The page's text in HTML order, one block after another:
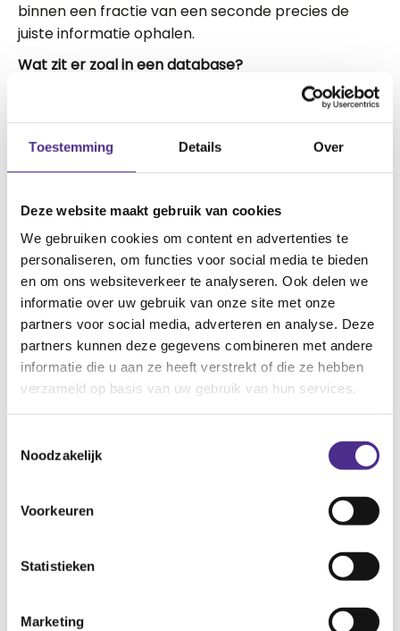
Toestemming Details Over
Deze website maakt gebruik van cookies
We gebruiken cookies om content en advertenties te
personaliseren, om functies voor social media te bieden
en om ons websiteverkeer te analyseren. Ook delen we
informatie over uw gebruik van onze site met onze
partners voor social media, adverteren en analyse. Deze
partners kunnen deze gegevens combineren met andere
informatie die u aan ze heeft verstrekt of die ze hebben
verzameld op basis van uw gebruik van hun services.
Noodzakelijk
Voorkeuren
Statistieken
Marketing
binnen een fractie van een seconde precies de
juiste informatie ophalen.
Wat zit er zoal in een database?
Namen, e-mailadressen en
in een webshop.
Content:De teksten die je in je CMS typt en de
Instellingen:Jouw persoonlijke voorkeuren voor
de lay-out van de site.
De motor achter de prestaties
Snelheid en veiligheid
Een website is zo snel als zijn database. Als het
archief een rommeltje is, duurt het lang voordat de
je website. Daarnaast is de beveiliging van de
database topprioriteit: hier staan immers vaak
goed ingerichte en versleutelde database is
business.